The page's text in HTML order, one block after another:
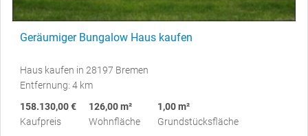
Geräumiger Bungalow Haus kaufen
Haus kaufen in 28197 Bremen
Entfernung: 4 km
158.130,00 €
Kaufpreis
126,00 m²
Wohnfläche
1,00 m²
Grundstücksfläche